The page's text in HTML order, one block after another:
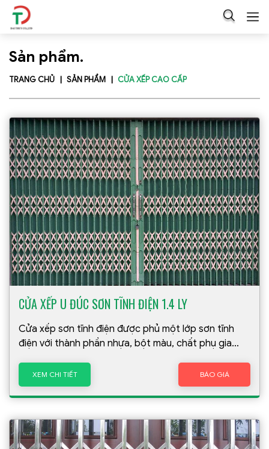
Sản phẩm.
TRANG CHỦ SẢN PHẨM CỬA XẾP CAO CẤP
CỬA XẾP U ĐÚC SƠN TĨNH ĐIỆN 1.4 LY
Cửa xếp sơn tĩnh điện được phủ một lớp sơn tĩnh
điện với thành phần nhựa, bột màu, chất phụ gia
XEM CHI TIẾT BÁO GIÁ